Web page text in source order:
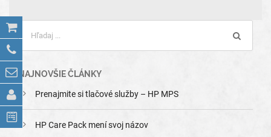
NAJNOVŠIE ČLÁNKY
Prenajmite si tlačové služby – HP MPS
HP Care Pack mení svoj názov